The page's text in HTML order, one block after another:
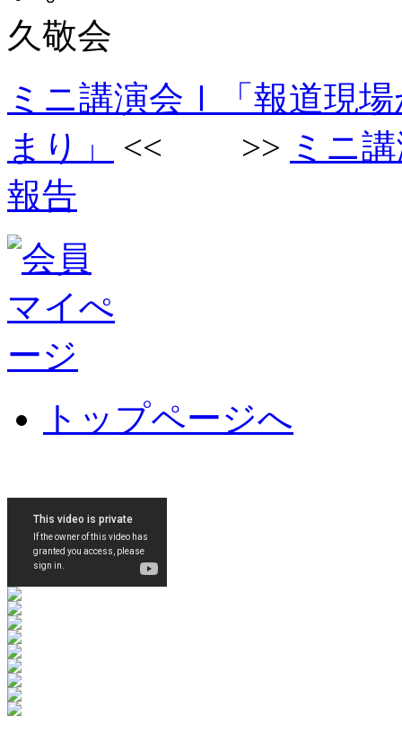
久敬会
ミニ講演会Ⅰ「報道現
まり」
<< >> ミニ
報告
トップページへ